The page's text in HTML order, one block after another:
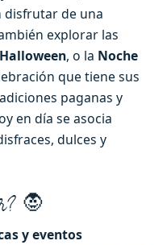
disfrutar de una
explorar las
Halloween, o la Noche
que tiene sus
paganas y
en día se asocia
dulces y
🧛
y eventos